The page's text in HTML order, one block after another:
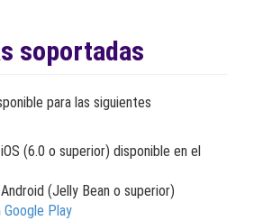
soportadas
para las siguientes
(6.0 o superior) disponible en el
(Jelly Bean o superior)
Google Play